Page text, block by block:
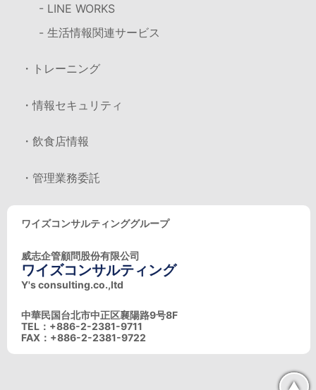
- LINE WORKS
- 生活情報関連サービス
・トレーニング
・情報セキュリティ
・飲食店情報
・管理業務委託
ワイズコンサルティンググループ
威志企管顧問股份有限公司
ワイズコンサルティング
Y's consulting.co.,ltd
中華民国台北市中正区襄陽路9号8F
TEL：+886-2-2381-9711
FAX：+886-2-2381-9722
▲